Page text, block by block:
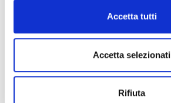
Accetta tutti
Accetta selezionati
Rifiuta